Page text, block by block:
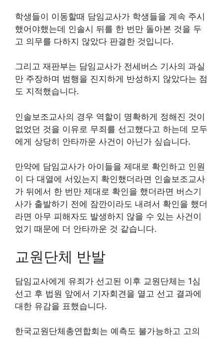
학생들이 이동할때 담임교사가 학생들을 계속 주시
했어야했는데 인솔시 뒤를 한 번만 돌아본 것을 두
고 의무를 다하지 않았다 판결한 것입니다.
그리고 재판부는 담임교사가 전세버스 기사의 과실
만 주장하며 범행을 진지하게 반성하지 않았다는 점
도 지적했습니다.
인솔보조교사의 경우 역할이 명확하게 정해진 것이
없었던 것을 이유로 무죄를 선고했다고 하는데 모두
에게 상당히 안타까운 사건이 아닌가 싶습니다.
만약에 담임교사가 아이들을 제대로 확인하고 인원
이 다 대열에 서있는지 확인했더라면 인솔보조교사
가 뒤에서 한 번만 제대로 확인을 했더라면 버스기
사가 출발하기 전에 잠깐이라도 내려서 확인을 했더
라면 아무 피해자도 발생하지 않을 수 있는 사건이
었기 때문에 더 안타까운 것 같습니다.
교원단체 반발
담임교사에게 유죄가 선고된 이후 교원단체는 1심
선고 후 법원 앞에서 기자회견을 열고 선고 결과에
대한 유감을 표했습니다.
한국교원단체총연합회는 예측도 불가능하고 고의